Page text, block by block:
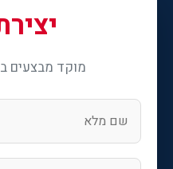
מוקד מבצעים